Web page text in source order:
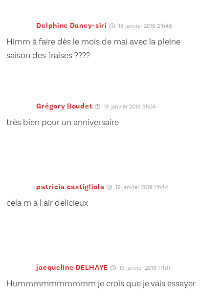
Delphine Daney-siri 18 janvier 2019 21h46
Himm à faire dès le mois de mai avec la pleine
saison des fraises ????
Grégory Boudet 19 janvier 2019 9h04
très bien pour un anniversaire
patricia castigliola 19 janvier 2019 11h44
cela m a l air delicieux
jacqueline DELHAYE 19 janvier 2019 17h11
Hummmmmmmmmm je crois que je vais essayer